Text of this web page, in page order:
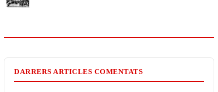
DARRERS ARTICLES COMENTATS